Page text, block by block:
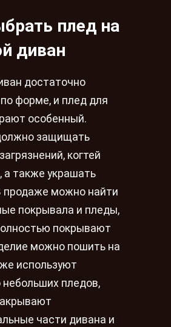
плед на
диван
достаточно
форме, и плед для
особенный.
защищать
когтей
а также украшать
продаже можно найти
покрывала и пледы,
покрывают
можно пошить на
используют
небольших пледов,
части дивана и